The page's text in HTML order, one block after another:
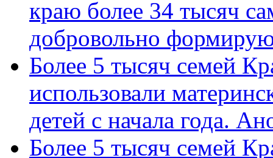
краю более 34 тысяч
добровольно
Более 5 тысяч семей
использовали
детей с начала года.
Более 5 тысяч семей